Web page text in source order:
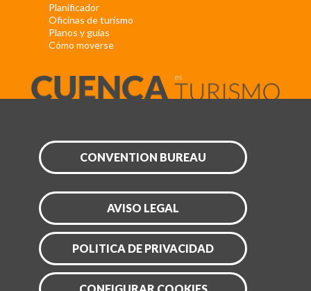
Planificador
Oficinas de turismo
Planos y guías
Cómo moverse
CONVENTION BUREAU
AVISO LEGAL
POLITICA DE PRIVACIDAD